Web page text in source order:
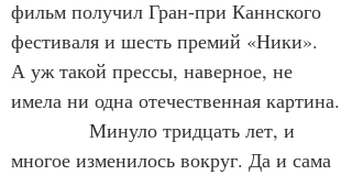
фильм получил Гран-при Каннского
фестиваля и шесть премий «Ники».
А уж такой прессы, наверное, не
имела ни одна отечественная картина.
Минуло тридцать лет, и
многое изменилось вокруг. Да и сама